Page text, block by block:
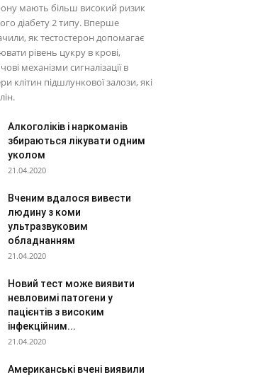
мають більш високий ризик
діабету 2 типу. Вперше
як тестостерон допомагає
рівень цукру в крові,
механізми сигналізації в
клітин підшлункової залози, які
Алкоголіків і наркоманів
збираються лікувати одним
уколом
21.04.2020
Вченим вдалося вивести
людину з коми
ультразвуковим
обладнанням
21.04.2020
Новий тест може виявити
невловимі патогени у
пацієнтів з високим
інфекційним...
21.04.2020
Американські вчені виявили